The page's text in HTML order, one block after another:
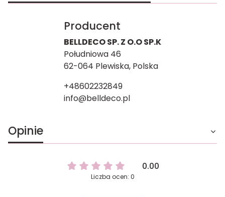
Producent
BELLDECO SP. Z O.O SP.K
Południowa 46
62-064 Plewiska, Polska
+48602232849
info@belldeco.pl
Opinie
0.00
Liczba ocen: 0